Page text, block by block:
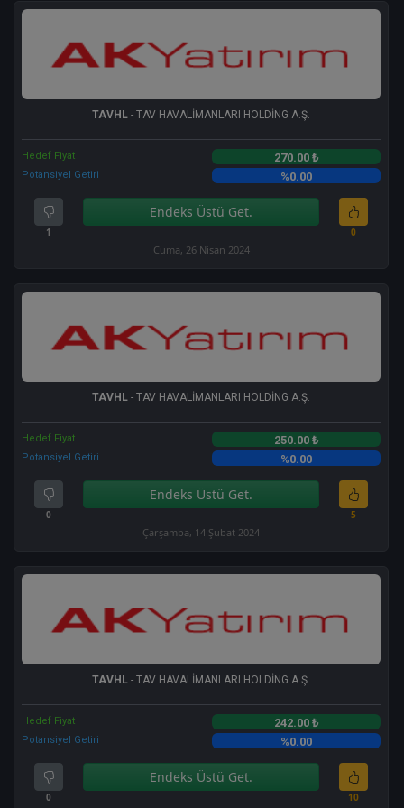
TAVHL - TAV HAVALİMANLARI HOLDİNG A.Ş.
Hedef Fiyat 270.00 ₺
Potansiyel Getiri %0.00
1
Endeks Üstü Get.
0
Cuma, 26 Nisan 2024
TAVHL - TAV HAVALİMANLARI HOLDİNG A.Ş.
Hedef Fiyat 250.00 ₺
Potansiyel Getiri %0.00
0
Endeks Üstü Get.
5
Çarşamba, 14 Şubat 2024
TAVHL - TAV HAVALİMANLARI HOLDİNG A.Ş.
Hedef Fiyat 242.00 ₺
Potansiyel Getiri %0.00
0
Endeks Üstü Get.
10